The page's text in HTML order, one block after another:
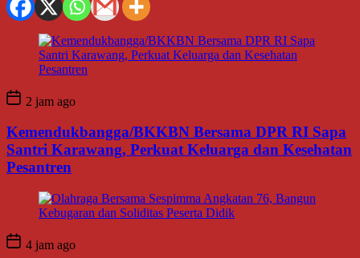
2 jam ago
Kemendukbangga/BKKBN Bersama DPR RI Sapa
Santri Karawang, Perkuat Keluarga dan Kesehatan
Pesantren
4 jam ago